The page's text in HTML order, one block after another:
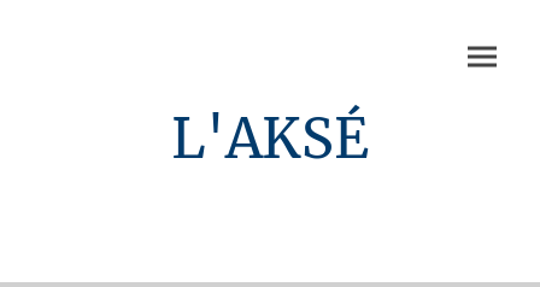
L'AKSÉ